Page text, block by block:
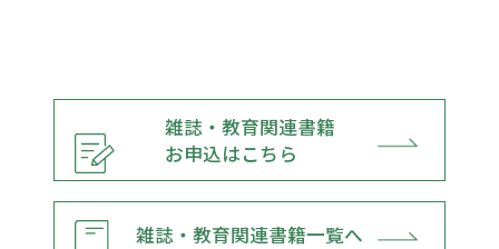
第３節 戦後の教師
第５章 教職の関する実務 教師の一日・教師
の一年
雑誌・教育関連書籍
お申込はこちら
雑誌・教育関連書籍一覧へ